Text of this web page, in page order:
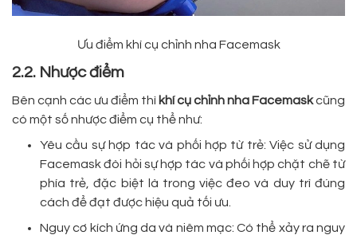
Ưu điểm khí cụ chỉnh nha Facemask
2.2. Nhược điểm
Bên cạnh các ưu điểm thì khí cụ chỉnh nha Facemaskcũng
có một số nhược điểm cụ thể như:
Yêu cầu sự hợp tác và phối hợp từ trẻ: Việc sử dụng
Facemask đòi hỏi sự hợp tác và phối hợp chặt chẽ từ
phía trẻ, đặc biệt là trong việc đeo và duy trì đúng
cách để đạt được hiệu quả tối ưu.
Nguy cơ kích ứng da và niêm mạc: Có thể xảy ra nguy